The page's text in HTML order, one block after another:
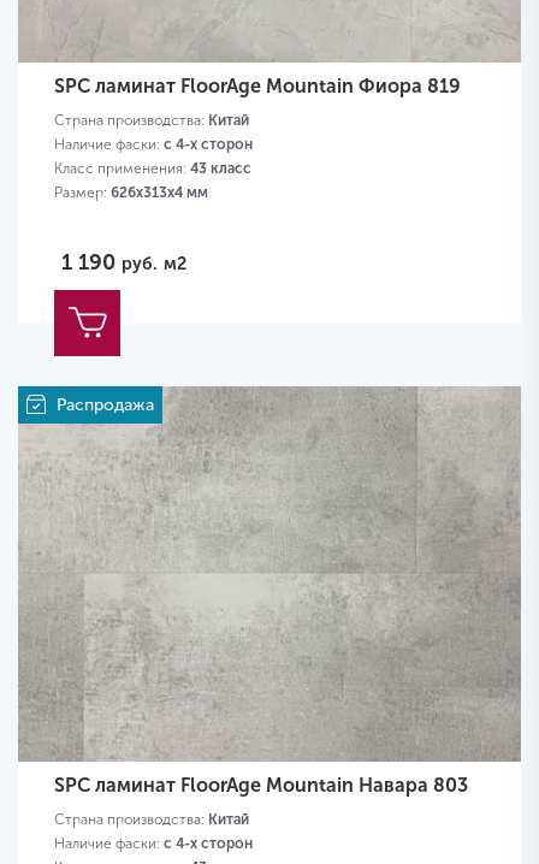
SPC ламинат FloorAge Mountain Фиора 819
Страна производства: Китай
Наличие фаски: с 4-х сторон
Класс применения: 43 класс
Размер: 626х313х4 мм
1 190 руб. м2
Распродажа
SPC ламинат FloorAge Mountain Навара 803
Страна производства: Китай
Наличие фаски: с 4-х сторон